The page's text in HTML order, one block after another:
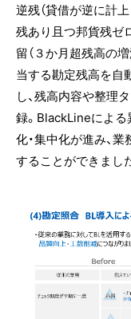
逆残（貸借が逆に計
残あり且つ邦貨残ゼ
留（３か月超残高の
当する勘定残高を自
し、残高内容や整理
録。BlackLineによ
化・集中化が進み、
することができまし